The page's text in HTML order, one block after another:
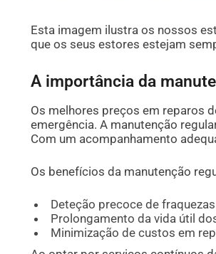
Esta imagem ilustra os nossos
que os seus estores estejam
A importância da
Os melhores preços em reparos
emergência. A manutenção
Com um acompanhamento
Os benefícios da manutenção
Deteção precoce de
Prolongamento da vida útil
Minimização de custos em